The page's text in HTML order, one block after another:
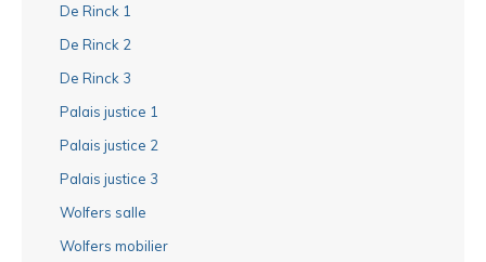
De Rinck 1
De Rinck 2
De Rinck 3
Palais justice 1
Palais justice 2
Palais justice 3
Wolfers salle
Wolfers mobilier